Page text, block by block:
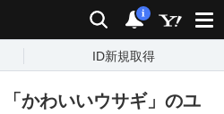
検索 通知
i
ID新規取得
かわいいウサギ」のユ